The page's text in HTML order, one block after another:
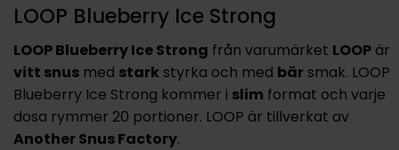
LOOP Blueberry Ice Strong
LOOP Blueberry Ice Strong från varumärket LOOP är
vitt snus med stark styrka och med bär smak. LOOP
Blueberry Ice Strong kommer i slim format och varje
dosa rymmer 20 portioner. LOOP är tillverkat av
Another Snus Factory.